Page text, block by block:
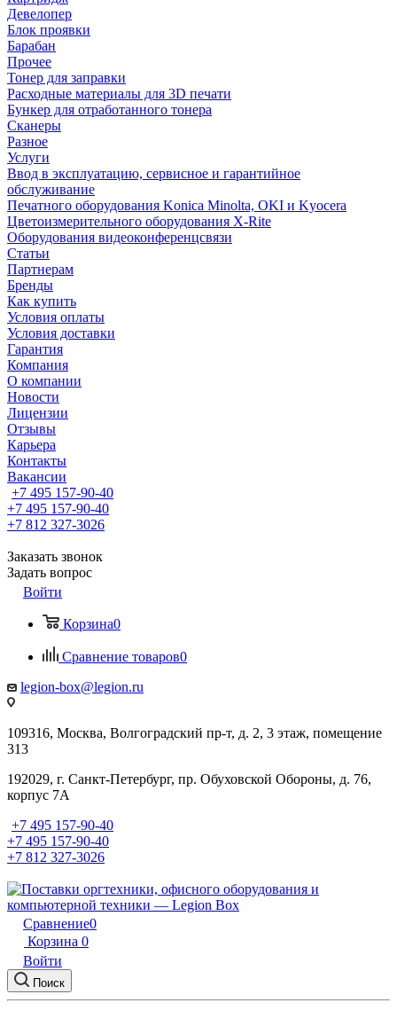
Девелопер
Блок проявки
Барабан
Прочее
Тонер для заправки
Расходные материалы для 3D печати
Бункер для отработанного тонера
Сканеры
Разное
Услуги
Ввод в эксплуатацию, сервисное и гарантийное
обслуживание
Печатного оборудования Konica Minolta, OKI и Kyocera
Цветоизмерительного оборудования X-Rite
Оборудования видеоконференцсвязи
Статьи
Партнерам
Бренды
Как купить
Условия оплаты
Условия доставки
Гарантия
Компания
О компании
Новости
Лицензии
Отзывы
Карьера
Контакты
Вакансии
+7 495 157-90-40
+7 495 157-90-40
+7 812 327-3026
Заказать звонок
Задать вопрос
Войти
Корзина0
Сравнение товаров0
legion-box@legion.ru
109316, Москва, Волгоградский пр-т, д. 2, 3 этаж, помещение
313
192029, г. Санкт-Петербург, пр. Обуховской Обороны, д. 76,
корпус 7А
+7 495 157-90-40
+7 495 157-90-40
+7 812 327-3026
Сравнение0
Корзина 0
Войти
Поиск